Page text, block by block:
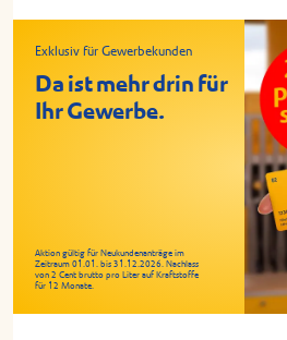
Exklusiv für Gewerbekunden
Da ist mehr drin für
Ihr Gewerbe.
Aktion gültig für Neukundenanträge im
Zeitraum 01.01. bis 31.12.2026. Nachlass
von 2 Cent brutto pro Liter auf Kraftstoffe
für 12 Monate.